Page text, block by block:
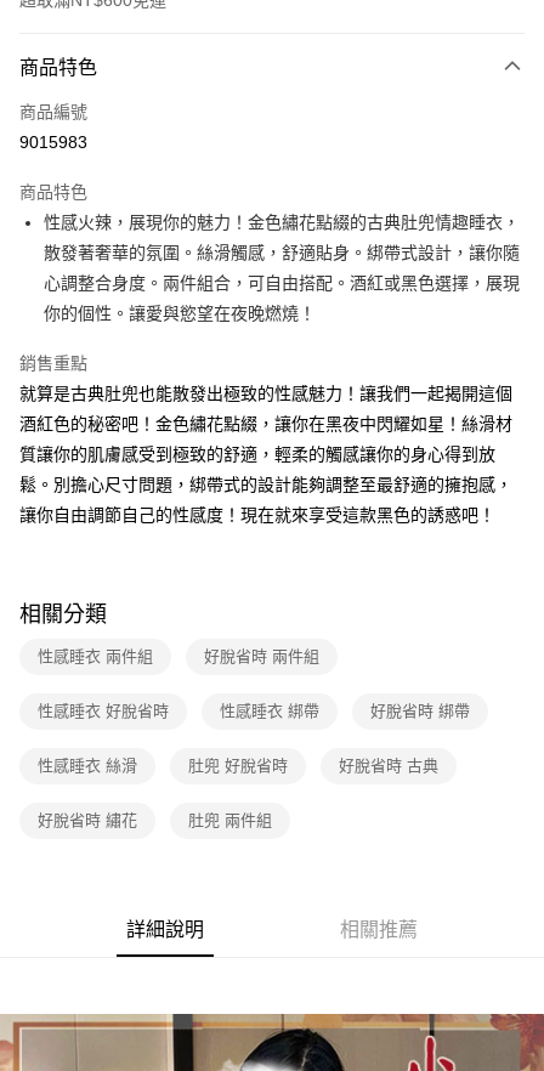
信用卡一次付款
超商取貨付款
Apple Pay
街口支付
悠遊付
ATM付款
全家取貨付款
每筆NT$60，滿NT$600(含以上)免運費
付款後全家取貨
7-11取貨付款
每筆NT$60，滿NT$600(含以上)免運費
宅配
商品特色
商品編號
9015983
商品特色
性感火辣，展現你的魅力！金色繡花點綴的古典肚兜情趣睡衣，
散發著奢華的氛圍。絲滑觸感，舒適貼身。綁帶式設計，讓你隨
心調整合身度。兩件組合，可自由搭配。酒紅或黑色選擇，展現
你的個性。讓愛與慾望在夜晚燃燒！
銷售重點
就算是古典肚兜也能散發出極致的性感魅力！讓我們一起揭開這個
酒紅色的秘密吧！金色繡花點綴，讓你在黑夜中閃耀如星！絲滑材
質讓你的肌膚感受到極致的舒適，輕柔的觸感讓你的身心得到放
鬆。別擔心尺寸問題，綁帶式的設計能夠調整至最舒適的擁抱感，
讓你自由調節自己的性感度！現在就來享受這款黑色的誘惑吧！
相關分類
性感睡衣 兩件組 好脫省時 兩件組
性感睡衣 好脫省時 性感睡衣 綁帶 好脫省時 綁帶
性感睡衣 絲滑 肚兜 好脫省時 好脫省時 古典
好脫省時 繡花 肚兜 兩件組
詳細說明 相關推薦